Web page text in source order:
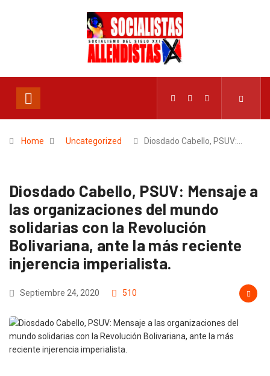
Home Uncategorized Diosdado Cabello, PSUV:…
Diosdado Cabello, PSUV: Mensaje a
las organizaciones del mundo
solidarias con la Revolución
Bolivariana, ante la más reciente
injerencia imperialista.
Septiembre 24, 2020 510